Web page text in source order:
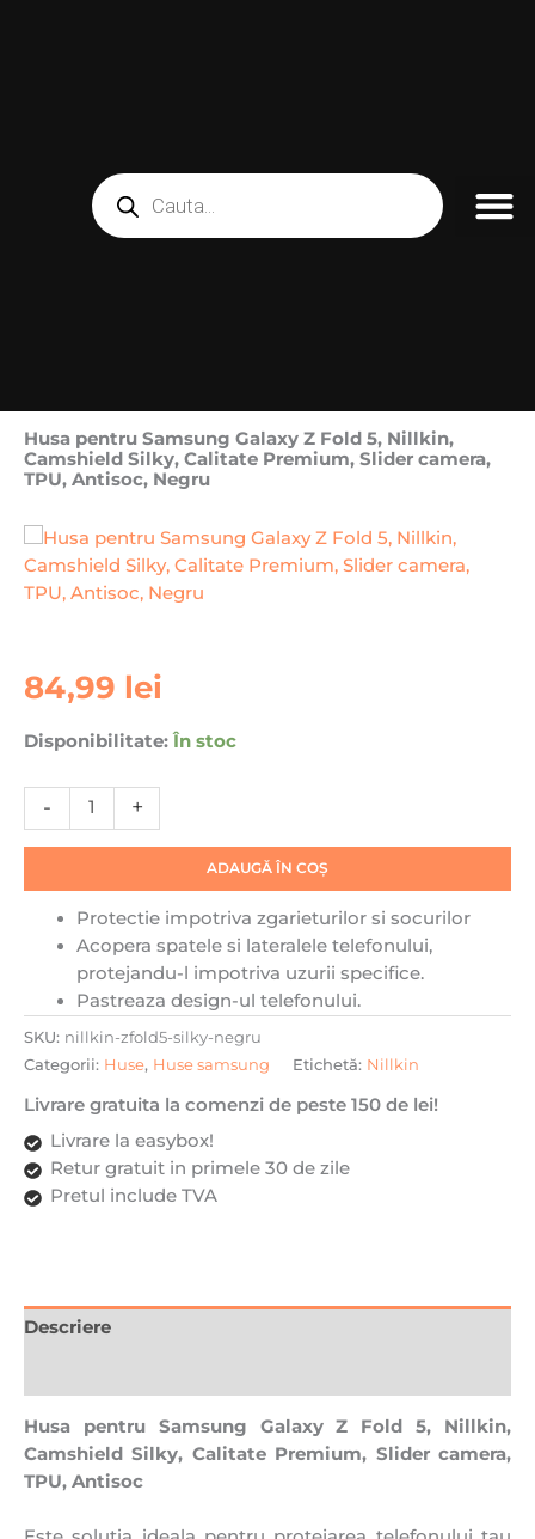
Products
search
Husa pentru Samsung Galaxy Z Fold 5, Nillkin,
Camshield Silky, Calitate Premium, Slider camera,
TPU, Antisoc, Negru
84,99 lei
Disponibilitate: În stoc
-
Cantitate
Husa
Samsung
Galaxy
Fold
Nillkin,
Camshield
Silky,
Calitate
Premium,
Slider
camera,
Antisoc,
Negru
+
ADAUGĂ ÎN COȘ
Protectie impotriva zgarieturilor si socurilor
Acopera spatele si lateralele telefonului,
protejandu-l impotriva uzurii specifice.
Pastreaza design-ul telefonului.
SKU: nillkin-zfold5-silky-negru
Categorii: Huse, Huse samsung Etichetă: Nillkin
Livrare gratuita la comenzi de peste 150 de lei!
Livrare la easybox!
Retur gratuit in primele 30 de zile
Pretul include TVA
Descriere
Husa pentru Samsung Galaxy Z Fold 5, Nillkin,
Camshield Silky, Calitate Premium, Slider camera,
TPU, Antisoc